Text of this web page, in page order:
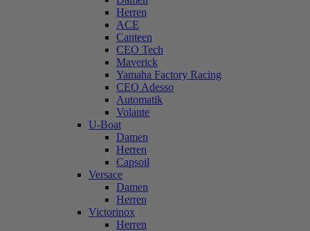
Herren
ACE
Canteen
CEO Tech
Maverick
Yamaha Factory Racing
CEO Adesso
Automatik
Volante
U-Boat
Damen
Herren
Capsoil
Versace
Damen
Herren
Victorinox
Herren